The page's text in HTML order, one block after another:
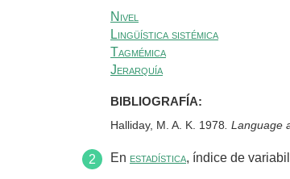
Nivel
Lingüística sistémica
Tagmémica
Jerarquía
BIBLIOGRAFÍA:
Halliday, M. A. K. 1978 .
En estadística, índice de